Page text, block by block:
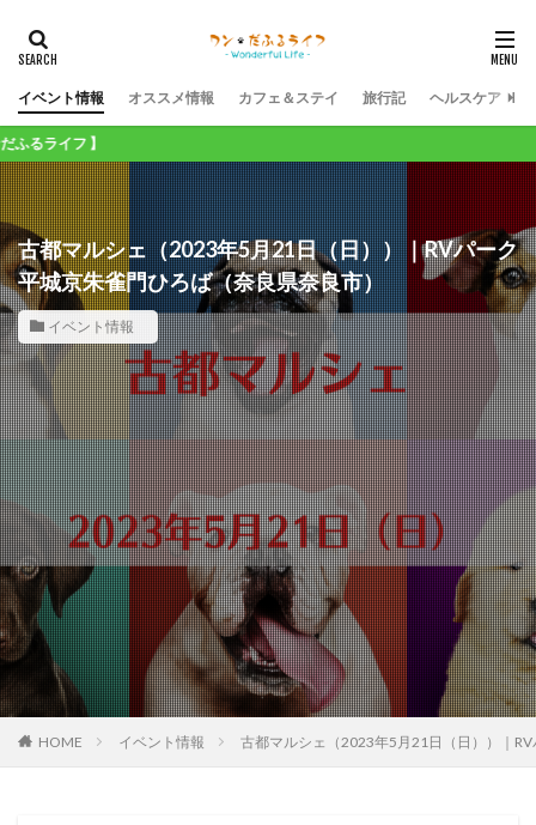
イベント情報 オススメ情報 カフェ＆ステイ 旅行記 ヘルスケア
】
古都マルシェ（2023年5月21日（日））｜RVパーク
平城京朱雀門ひろば（奈良県奈良市）
イベント情報
HOME イベント情報 古都マルシェ（2023年5月21日（日））｜